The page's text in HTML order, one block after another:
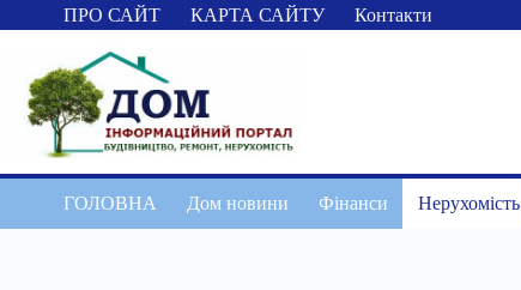
Перейти
до
ПРО САЙТ КАРТА САЙТУ Контакти
ГОЛОВНА Дом новини Фінанси Нерухомість